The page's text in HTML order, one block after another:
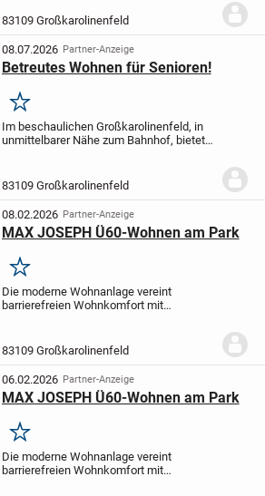
Architektur mit zukunftsorientierter
Technologie und bietet auf ca. 136 m²...
83109 Großkarolinenfeld
08.07.2026 Partner-Anzeige
Betreutes Wohnen für Senioren!
Merken
Im beschaulichen Großkarolinenfeld, in
unmittelbarer Nähe zum Bahnhof, bietet
Seniorenwohnung zu erwerben. Die im
83109 Großkarolinenfeld
08.02.2026 Partner-Anzeige
MAX JOSEPH Ü60-Wohnen am Park
Merken
Die moderne Wohnanlage vereint
barrierefreien Wohnkomfort mit
Qualitätsstandard QNG-PLUS errichtet
83109 Großkarolinenfeld
06.02.2026 Partner-Anzeige
MAX JOSEPH Ü60-Wohnen am Park
Merken
Die moderne Wohnanlage vereint
barrierefreien Wohnkomfort mit